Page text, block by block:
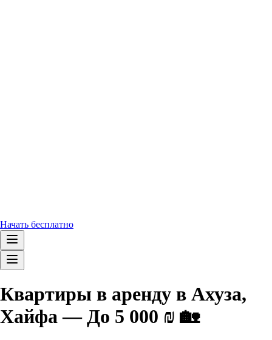
Начать бесплатно
Квартиры в аренду в Ахуза,
Хайфа — До 5 000 ₪ 🏡